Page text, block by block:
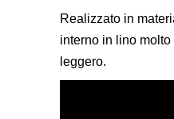
Realizzato in
interno in lino
leggero.